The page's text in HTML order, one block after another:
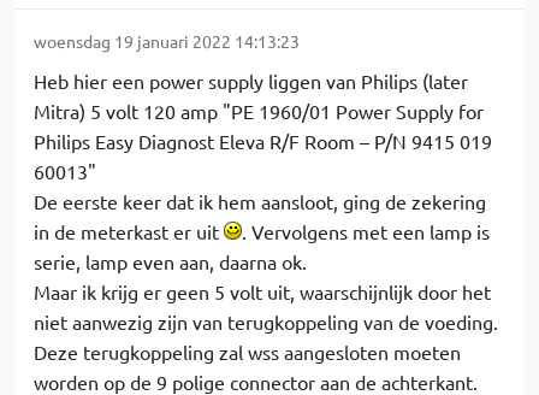
woensdag 19 januari 2022 14:13:23
Heb hier een power supply liggen van Philips (later
Mitra) 5 volt 120 amp "PE 1960/01 Power Supply for
Philips Easy Diagnost Eleva R/F Room – P/N 9415 019
60013"
De eerste keer dat ik hem aansloot, ging de zekering
in de meterkast er uit
. Vervolgens met een lamp is
serie, lamp even aan, daarna ok.
Maar ik krijg er geen 5 volt uit, waarschijnlijk door het
niet aanwezig zijn van terugkoppeling van de voeding.
Deze terugkoppeling zal wss aangesloten moeten
worden op de 9 polige connector aan de achterkant.